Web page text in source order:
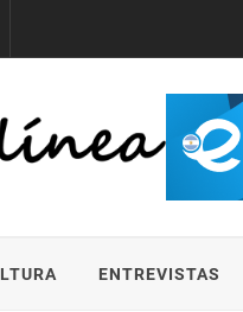
ENTREVISTAS